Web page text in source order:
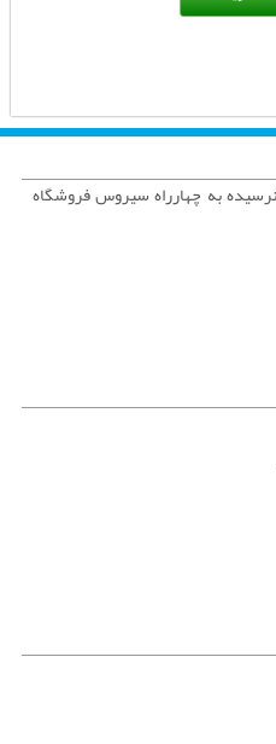
به چهارراه سیروس فروشگاه